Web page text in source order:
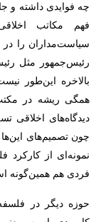
چه فوایدی داشته و
فهم مکاتب
سیاست‌مداران را
رئیس‌جمهور مثل
بالاخره این‌طور
همگی ریشه در
دیدگاه‌های اخلاقی
چون تصمیم‌های این‌ها
نمونه‌ای از کارکرد
فردی هم همین‌گونه
حوزه دیگر در